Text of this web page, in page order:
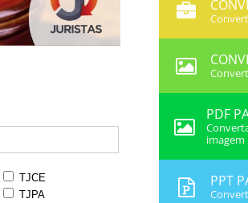
TJCE
TJPA
PDF
imagem
PPT